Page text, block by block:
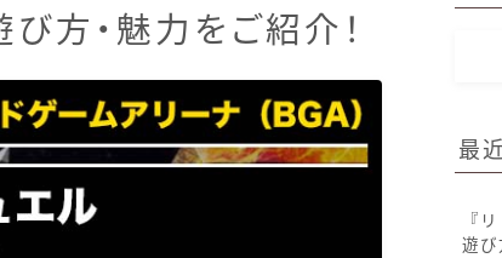
び方・魅力をご紹介！
最
『
遊び